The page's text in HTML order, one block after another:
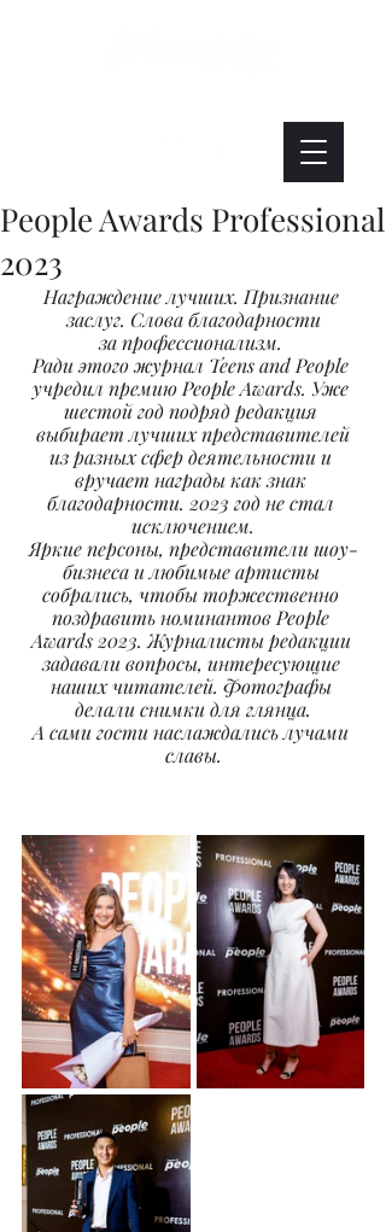
People Awards Professional
2023
Награждение лучших. Признание
заслуг. Слова благодарности
за профессионализм.
Ради этого журнал Teens and People
учредил премию People Awards. Уже
шестой год подряд редакция
выбирает лучших представителей
из разных сфер деятельности и
вручает награды как знак
благодарности. 2023 год не стал
исключением.
Яркие персоны, представители шоу-
бизнеса и любимые артисты
собрались, чтобы торжественно
поздравить номинантов People
Awards 2023. Журналисты редакции
задавали вопросы, интересующие
наших читателей. Фотографы
делали снимки для глянца.
А сами гости наслаждались лучами
славы.